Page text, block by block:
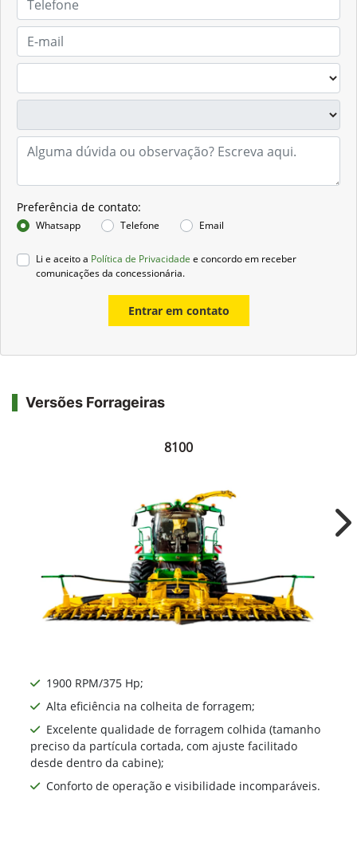
Preferência de contato:
Whatsapp Telefone Email
Li e aceito a Política de Privacidade e concordo em receber
comunicações da concessionária.
Entrar em contato
Versões Forrageiras
8100
1900 RPM/375 Hp;
Alta eficiência na colheita de forragem;
Excelente qualidade de forragem colhida (tamanho
preciso da partícula cortada, com ajuste facilitado
desde dentro da cabine);
Conforto de operação e visibilidade incomparáveis.